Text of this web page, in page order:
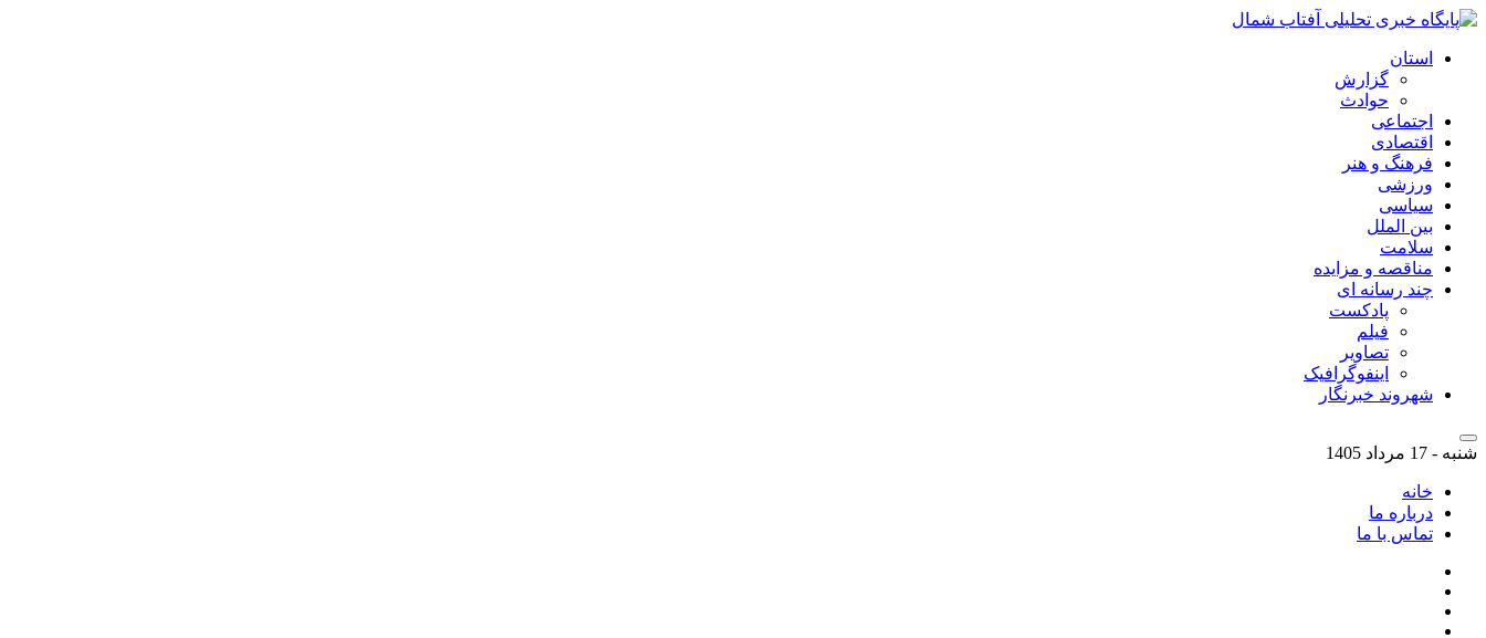
استان
گزارش
حوادث
اجتماعی
اقتصادی
فرهنگ و هنر
ورزشی
سیاسی
بین الملل
سلامت
مناقصه و مزایده
چند رسانه ای
پادکست
فیلم
تصاویر
اینفوگرافیک
شهروند خبرنگار
شنبه - 17 مرداد 1405
خانه
درباره ما
تماس با ما